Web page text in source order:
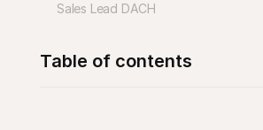
Sales Lead DACH
Table of contents